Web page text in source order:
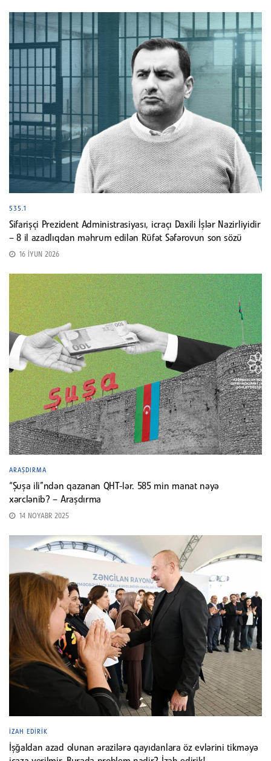
535.1
Sifarişçi Prezident Administrasiyası, icraçı Daxili İşlər Nazirliyidir
– 8 il azadlıqdan məhrum edilən Rüfət Səfərovun son sözü
16 İYUN 2026
ARAŞDIRMA
“Şuşa ili”ndən qazanan QHT-lər. 585 min manat nəyə
xərclənib? – Araşdırma
14 NOYABR 2025
İZAH EDIRIK
İşğaldan azad olunan ərazilərə qayıdanlara öz evlərini tikməyə